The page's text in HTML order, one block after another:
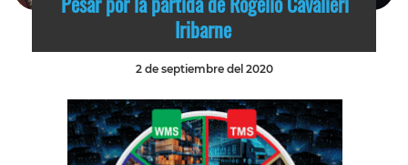
Iribarne
2 de septiembre del 2020